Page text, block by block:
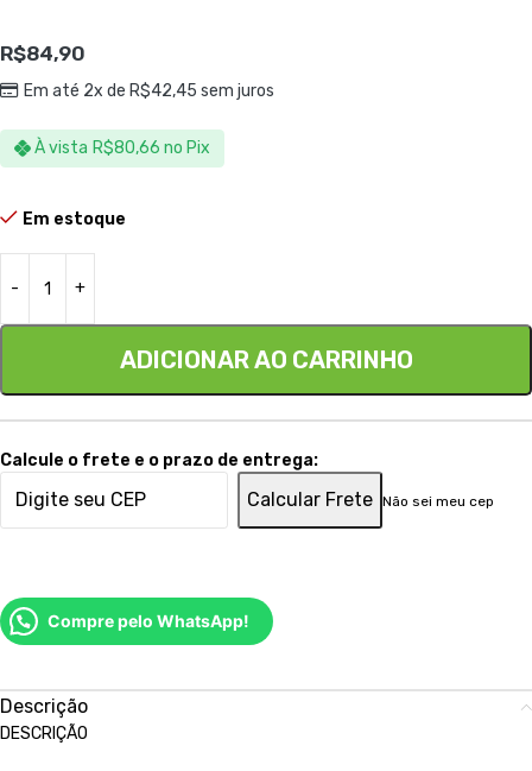
R$84,90
Em até 2x de R$42,45 sem juros
À vista R$80,66 no Pix
Em estoque
ADICIONAR AO CARRINHO
Calcule o frete e o prazo de entrega:
Calcular Frete Não sei meu cep
Compre pelo WhatsApp!
Descrição
DESCRIÇÃO